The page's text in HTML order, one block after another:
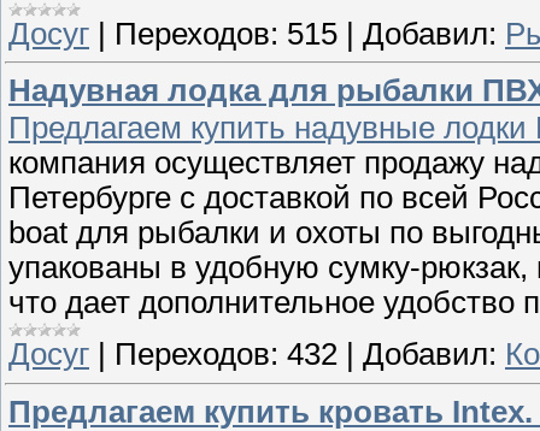
Досуг | Переходов: 515 | Добавил:
Надувная лодка для рыбалки
Предлагаем купить надувные
компания осуществляет продажу
Петербурге с доставкой по всей
boat для рыбалки и охоты по
упакованы в удобную сумку-
что дает дополнительное удобство
Досуг
Переходов: 432 Добавил:
Предлагаем купить кровать